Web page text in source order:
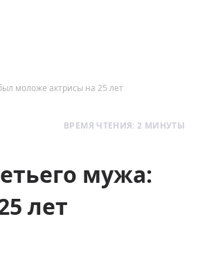
моложе актрисы на 25 лет
ВРЕМЯ ЧТЕНИЯ: 2 МИНУТЫ
мужа:
лет